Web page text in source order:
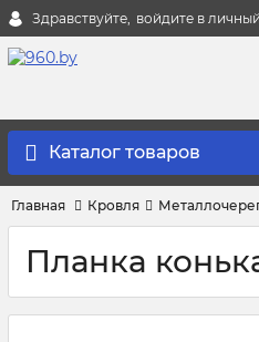
Здравствуйте, войдите в
Каталог товаров
Главная Кровля
Планка